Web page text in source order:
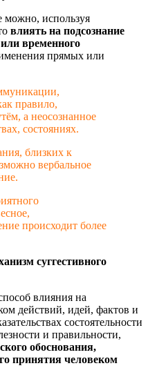
можно, используя
влиять на подсознание
временного
прямых или
правило,
а неосознанное
состояниях.
близких к
вербальное
происходит более
суггестивного
влияния на
действий, идей, фактов и
состоятельности
и правильности,
обоснования,
принятия человеком